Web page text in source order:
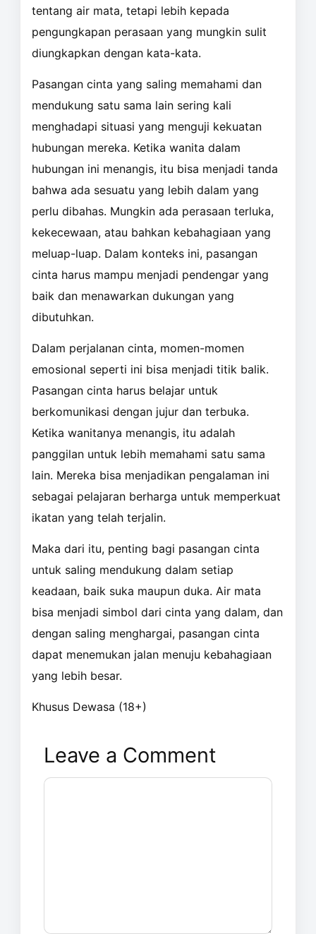
tentang air mata, tetapi lebih kepada
pengungkapan perasaan yang mungkin sulit
diungkapkan dengan kata-kata.
Pasangan cinta yang saling memahami dan
mendukung satu sama lain sering kali
menghadapi situasi yang menguji kekuatan
hubungan mereka. Ketika wanita dalam
hubungan ini menangis, itu bisa menjadi tanda
bahwa ada sesuatu yang lebih dalam yang
perlu dibahas. Mungkin ada perasaan terluka,
kekecewaan, atau bahkan kebahagiaan yang
meluap-luap. Dalam konteks ini, pasangan
cinta harus mampu menjadi pendengar yang
baik dan menawarkan dukungan yang
dibutuhkan.
Dalam perjalanan cinta, momen-momen
emosional seperti ini bisa menjadi titik balik.
Pasangan cinta harus belajar untuk
berkomunikasi dengan jujur dan terbuka.
Ketika wanitanya menangis, itu adalah
panggilan untuk lebih memahami satu sama
lain. Mereka bisa menjadikan pengalaman ini
sebagai pelajaran berharga untuk memperkuat
ikatan yang telah terjalin.
Maka dari itu, penting bagi pasangan cinta
untuk saling mendukung dalam setiap
keadaan, baik suka maupun duka. Air mata
bisa menjadi simbol dari cinta yang dalam, dan
dengan saling menghargai, pasangan cinta
dapat menemukan jalan menuju kebahagiaan
yang lebih besar.
Khusus Dewasa (18+)
Leave a Comment
Comment